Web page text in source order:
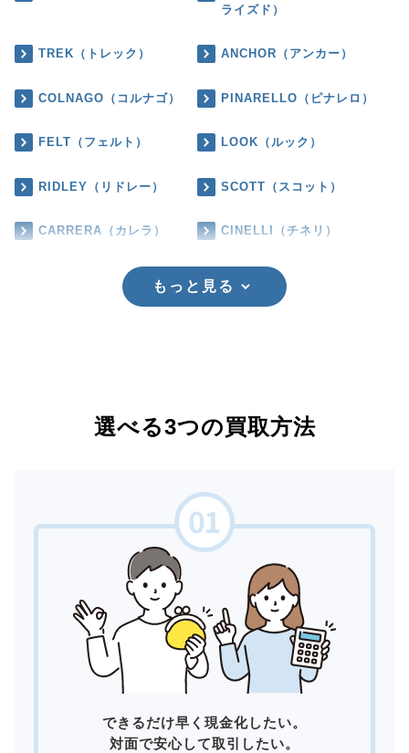
ライズド）
TREK（トレック） ANCHOR（アンカー）
COLNAGO（コルナゴ） PINARELLO（ピナレロ）
FELT（フェルト） LOOK（ルック）
RIDLEY（リドレー） SCOTT（スコット）
CARRERA（カレラ） CINELLI（チネリ）
もっと見る
選べる3つの買取方法
できるだけ早く現金化したい。
対面で安心して取引したい。